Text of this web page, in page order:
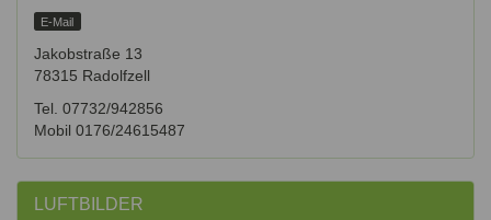
E-Mail
Jakobstraße 13
78315 Radolfzell
Tel. 07732/942856
Mobil 0176/24615487
LUFTBILDER